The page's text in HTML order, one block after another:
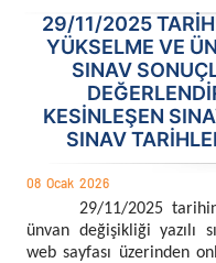
PROJELER
E-HİZMETLER
İLETIŞIM
S.S.S.
29/11/2025
YÜKSELME VE
SINAV
KESİNLEŞEN
SINAV
08 Ocak 2026
29/11/2025
ünvan değişikliği yazılı
web sayfası üzerinden